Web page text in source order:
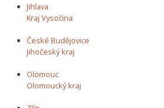
Jihlava
Kraj Vysočina
České Budějovice
Jihočeský kraj
Olomouc
Olomoucký kraj